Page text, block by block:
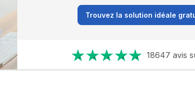
Trouvez la solution idéale
18647 avis